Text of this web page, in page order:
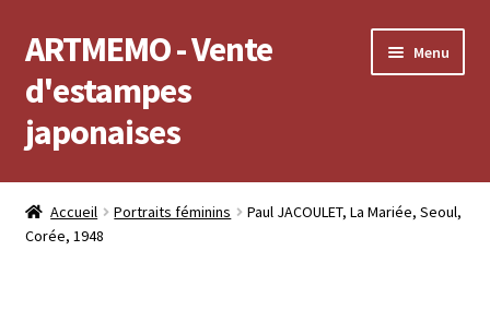
Aller
à
la
navigation
Aller
au
contenu
ARTMEMO - Vente
d'estampes
japonaises
Menu
Accueil
Frais d’envoi, délais de Livraison, règlement et retour
Accueil Portraits féminins
Paul JACOULET, La Mariée, Seoul,
Corée, 1948